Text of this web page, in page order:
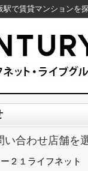
い合わせ店舗を
ー２１ライフネッ